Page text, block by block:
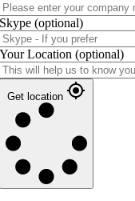
Skype (optional)
Your Location (optional)
Get location